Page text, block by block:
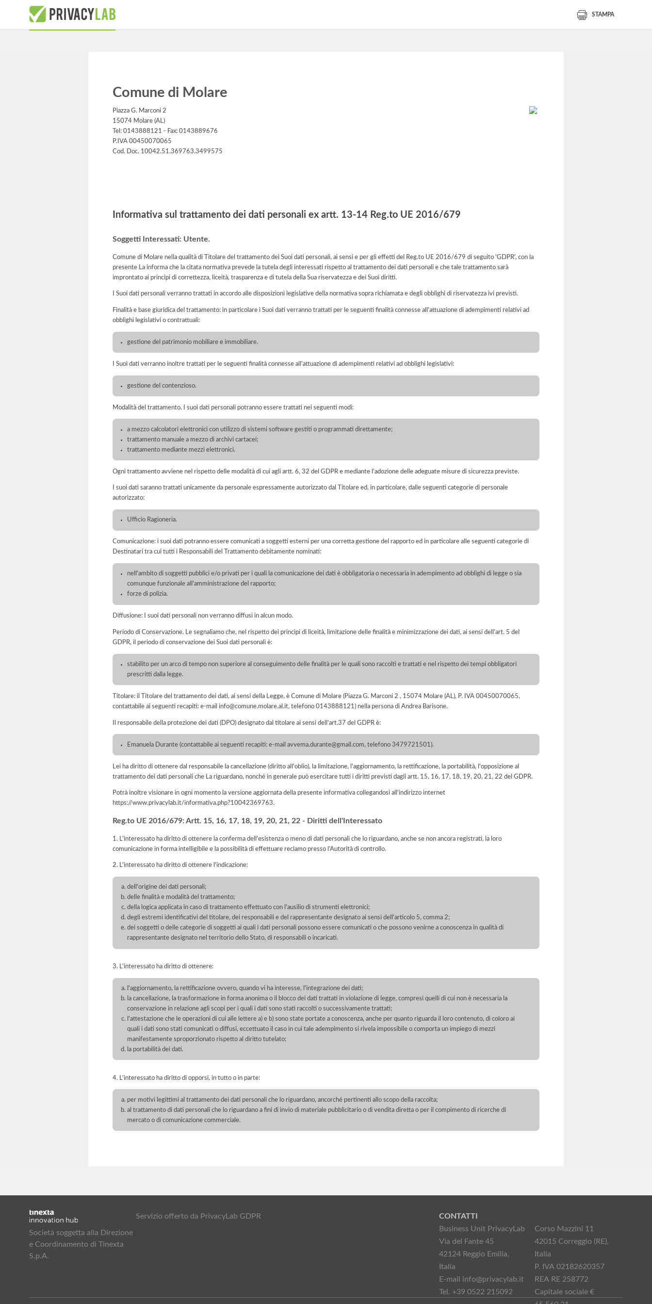
STAMPA
Comune di Molare
Piazza G. Marconi 2
15074 Molare (AL)
Tel: 0143888121 - Fax: 0143889676
P.IVA 00450070065
Cod. Doc. 10042.51.369763.3499575
Informativa sul trattamento dei dati personali ex artt. 13-14 Reg.to UE 2016/679
Soggetti Interessati: Utente.
Comune di Molare nella qualità di Titolare del trattamento dei Suoi dati personali, ai sensi e per gli effetti del Reg.to UE 2016/679 di seguito 'GDPR', con la
presente La informa che la citata normativa prevede la tutela degli interessati rispetto al trattamento dei dati personali e che tale trattamento sarà
improntato ai principi di correttezza, liceità, trasparenza e di tutela della Sua riservatezza e dei Suoi diritti.
I Suoi dati personali verranno trattati in accordo alle disposizioni legislative della normativa sopra richiamata e degli obblighi di riservatezza ivi previsti.
Finalità e base giuridica del trattamento: in particolare i Suoi dati verranno trattati per le seguenti finalità connesse all'attuazione di adempimenti relativi ad
obblighi legislativi o contrattuali:
gestione del patrimonio mobiliare e immobiliare.
I Suoi dati verranno inoltre trattati per le seguenti finalità connesse all'attuazione di adempimenti relativi ad obblighi legislativi:
gestione del contenzioso.
Modalità del trattamento. I suoi dati personali potranno essere trattati nei seguenti modi:
a mezzo calcolatori elettronici con utilizzo di sistemi software gestiti o programmati direttamente;
trattamento manuale a mezzo di archivi cartacei;
trattamento mediante mezzi elettronici.
Ogni trattamento avviene nel rispetto delle modalità di cui agli artt. 6, 32 del GDPR e mediante l'adozione delle adeguate misure di sicurezza previste.
I suoi dati saranno trattati unicamente da personale espressamente autorizzato dal Titolare ed, in particolare, dalle seguenti categorie di personale
autorizzato:
Ufficio Ragioneria.
Comunicazione: i suoi dati potranno essere comunicati a soggetti esterni per una corretta gestione del rapporto ed in particolare alle seguenti categorie di
Destinatari tra cui tutti i Responsabili del Trattamento debitamente nominati:
nell'ambito di soggetti pubblici e/o privati per i quali la comunicazione dei dati è obbligatoria o necessaria in adempimento ad obblighi di legge o sia
comunque funzionale all'amministrazione del rapporto;
forze di polizia.
Diffusione: I suoi dati personali non verranno diffusi in alcun modo.
Periodo di Conservazione. Le segnaliamo che, nel rispetto dei principi di liceità, limitazione delle finalità e minimizzazione dei dati, ai sensi dell’art. 5 del
GDPR, il periodo di conservazione dei Suoi dati personali è:
stabilito per un arco di tempo non superiore al conseguimento delle finalità per le quali sono raccolti e trattati e nel rispetto dei tempi obbligatori
prescritti dalla legge.
Titolare: il Titolare del trattamento dei dati, ai sensi della Legge, è Comune di Molare (Piazza G. Marconi 2 , 15074 Molare (AL), P. IVA 00450070065,
contattabile ai seguenti recapiti: e-mail info@comune.molare.al.it, telefono 0143888121) nella persona di Andrea Barisone.
Il responsabile della protezione dei dati (DPO) designato dal titolare ai sensi dell'art.37 del GDPR è:
Emanuela Durante (contattabile ai seguenti recapiti: e-mail avvema.durante@gmail.com, telefono 3479721501).
Lei ha diritto di ottenere dal responsabile la cancellazione (diritto all'oblio), la limitazione, l'aggiornamento, la rettificazione, la portabilità, l'opposizione al
trattamento dei dati personali che La riguardano, nonché in generale può esercitare tutti i diritti previsti dagli artt. 15, 16, 17, 18, 19, 20, 21, 22 del GDPR.
Potrà inoltre visionare in ogni momento la versione aggiornata della presente informativa collegandosi all'indirizzo internet
https://www.privacylab.it/informativa.php?10042369763.
Reg.to UE 2016/679: Artt. 15, 16, 17, 18, 19, 20, 21, 22 - Diritti dell'Interessato
1. L'interessato ha diritto di ottenere la conferma dell'esistenza o meno di dati personali che lo riguardano, anche se non ancora registrati, la loro
comunicazione in forma intelligibile e la possibilità di effettuare reclamo presso l’Autorità di controllo.
2. L'interessato ha diritto di ottenere l'indicazione:
dell'origine dei dati personali;
delle finalità e modalità del trattamento;
della logica applicata in caso di trattamento effettuato con l'ausilio di strumenti elettronici;
degli estremi identificativi del titolare, dei responsabili e del rappresentante designato ai sensi dell'articolo 5, comma 2;
dei soggetti o delle categorie di soggetti ai quali i dati personali possono essere comunicati o che possono venirne a conoscenza in qualità di
rappresentante designato nel territorio dello Stato, di responsabili o incaricati.
3. L'interessato ha diritto di ottenere:
l'aggiornamento, la rettificazione ovvero, quando vi ha interesse, l'integrazione dei dati;
la cancellazione, la trasformazione in forma anonima o il blocco dei dati trattati in violazione di legge, compresi quelli di cui non è necessaria la
conservazione in relazione agli scopi per i quali i dati sono stati raccolti o successivamente trattati;
l'attestazione che le operazioni di cui alle lettere a) e b) sono state portate a conoscenza, anche per quanto riguarda il loro contenuto, di coloro ai
quali i dati sono stati comunicati o diffusi, eccettuato il caso in cui tale adempimento si rivela impossibile o comporta un impiego di mezzi
manifestamente sproporzionato rispetto al diritto tutelato;
la portabilità dei dati.
4. L'interessato ha diritto di opporsi, in tutto o in parte:
per motivi legittimi al trattamento dei dati personali che lo riguardano, ancorché pertinenti allo scopo della raccolta;
al trattamento di dati personali che lo riguardano a fini di invio di materiale pubblicitario o di vendita diretta o per il compimento di ricerche di
mercato o di comunicazione commerciale.
Società soggetta alla Direzione
e Coordinamento di Tinexta
S.p.A.
Servizio offerto da PrivacyLab GDPR
CONTATTI
Business Unit PrivacyLab
Via del Fante 45
42124 Reggio Emilia,
Italia
E-mail info@privacylab.it
Tel. +39 0522 215092
Corso Mazzini 11
42015 Correggio (RE),
Italia
P. IVA 02182620357
REA RE 258772
Capitale sociale €